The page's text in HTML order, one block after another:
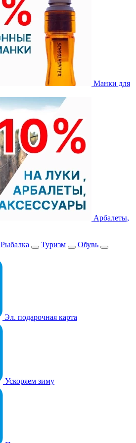
Манки для
Арбалеты,
Рыбалка Туризм
Обувь
Эл. подарочная карта
Ускоряем зиму